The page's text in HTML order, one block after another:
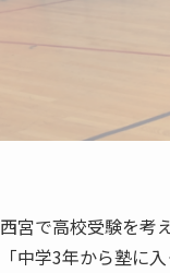
西宮で高校受験を考
「中学3年から塾に